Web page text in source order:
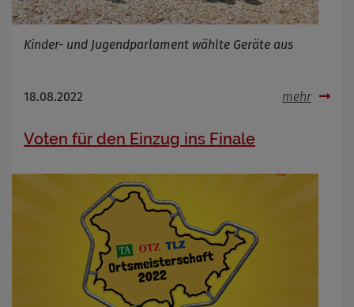
Kinder- und Jugendparlament wählte Geräte aus
18.08.2022 mehr
Voten für den Einzug ins Finale